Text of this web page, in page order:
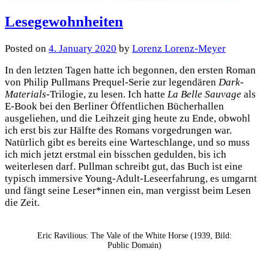
Lesegewohnheiten
Posted on 4. January 2020 by Lorenz Lorenz-Meyer
In den letzten Tagen hatte ich begonnen, den ersten Roman
von Philip Pullmans Prequel-Serie zur legendären Dark-
Materials-Trilogie, zu lesen. Ich hatte La Belle Sauvage als
E-Book bei den Berliner Öffentlichen Bücherhallen
ausgeliehen, und die Leihzeit ging heute zu Ende, obwohl
ich erst bis zur Hälfte des Romans vorgedrungen war.
Natürlich gibt es bereits eine Warteschlange, und so muss
ich mich jetzt erstmal ein bisschen gedulden, bis ich
weiterlesen darf. Pullman schreibt gut, das Buch ist eine
typisch immersive Young-Adult-Leseerfahrung, es umgarnt
und fängt seine Leser*innen ein, man vergisst beim Lesen
die Zeit.
Eric Ravilious: The Vale of the White Horse (1939, Bild:
Public Domain)